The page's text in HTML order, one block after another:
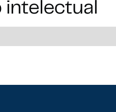
intelectual